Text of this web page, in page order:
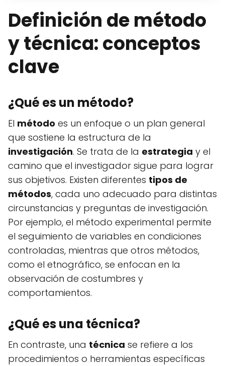
Definición de método
y técnica: conceptos
clave
¿Qué es un método?
El método es un enfoque o un plan general
que sostiene la estructura de la
investigación. Se trata de la estrategia y el
camino que el investigador sigue para lograr
sus objetivos. Existen diferentes tipos de
métodos, cada uno adecuado para distintas
circunstancias y preguntas de investigación.
Por ejemplo, el método experimental permite
el seguimiento de variables en condiciones
controladas, mientras que otros métodos,
como el etnográfico, se enfocan en la
observación de costumbres y
comportamientos.
¿Qué es una técnica?
En contraste, una técnica se refiere a los
procedimientos o herramientas específicas